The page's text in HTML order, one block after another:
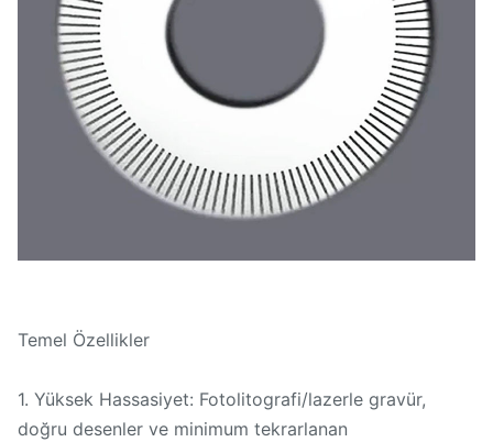
Temel Özellikler
1. Yüksek Hassasiyet: Fotolitografi/lazerle gravür,
doğru desenler ve minimum tekrarlanan